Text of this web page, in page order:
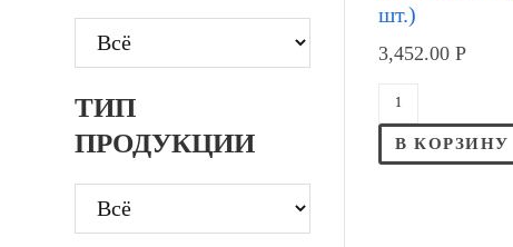
ТИП
ПРОДУКЦИИ
шт.)
3,452.00Р
В КОРЗИНУ